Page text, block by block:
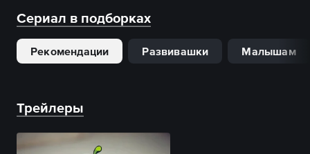
Сериал в подборках
Рекомендации Развивашки Малышам
Трейлеры